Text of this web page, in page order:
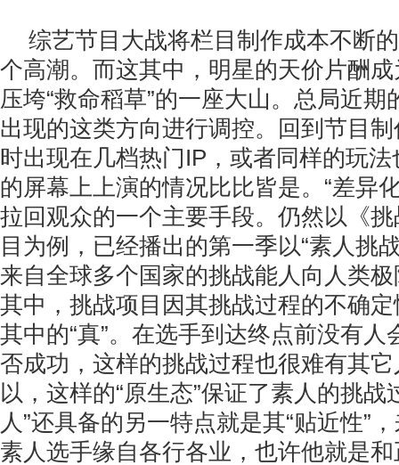
综艺节目大战将栏目制作成本不断
个高潮。而这其中，明星的天价片酬
压垮“救命稻草”的一座大山。总局近期
出现的这类方向进行调控。回到节目
时出现在几档热门IP，或者同样的玩
的屏幕上上演的情况比比皆是。“差异
拉回观众的一个主要手段。仍然以《
目为例，已经播出的第一季以“素人挑
来自全球多个国家的挑战能人向人类
其中，挑战项目因其挑战过程的不确
其中的“真”。在选手到达终点前没有人
否成功，这样的挑战过程也很难有其
以，这样的“原生态”保证了素人的挑战
人”还具备的另一特点就是其“贴近性”
素人选手缘自各行各业，也许他就是